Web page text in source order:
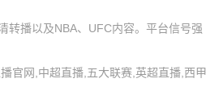
转播以及NBA、UFC内容。平台信号强
官网,中超直播,五大联赛,英超直播,西甲